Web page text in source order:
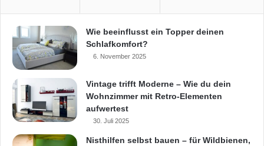
Wie beeinflusst ein Topper deinen
Schlafkomfort?
6. November 2025
Vintage trifft Moderne – Wie du dein
Wohnzimmer mit Retro-Elementen
aufwertest
30. Juli 2025
Nisthilfen selbst bauen – für Wildbienen,